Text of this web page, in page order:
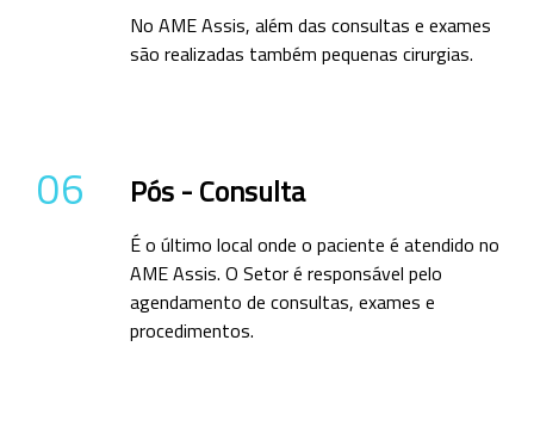
No AME Assis, além das consultas e exames
são realizadas também pequenas cirurgias.
06 Pós - Consulta
É o último local onde o paciente é atendido no
AME Assis. O Setor é responsável pelo
agendamento de consultas, exames e
procedimentos.